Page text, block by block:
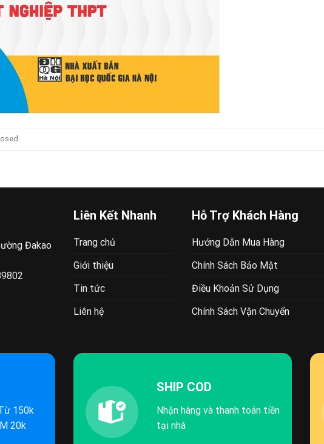
Đakao
Liên Kết Nhanh
Trang chủ
Giới thiệu
Tin tức
Liên hệ
Hỗ Trợ Khách Hàng
Hướng Dẫn Mua Hàng
Chính Sách Bảo Mật
Điều Khoản Sử Dụng
Chính Sách Vận Chuyển
150k
20k
SHIP COD
Nhận hàng và thanh toán tiền
tại nhà